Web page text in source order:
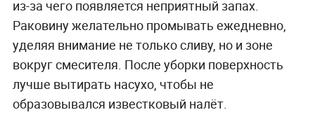
из-за чего появляется неприятный запах.
Раковину желательно промывать ежедневно,
уделяя внимание не только сливу, но и зоне
вокруг смесителя. После уборки поверхность
лучше вытирать насухо, чтобы не
образовывался известковый налёт.